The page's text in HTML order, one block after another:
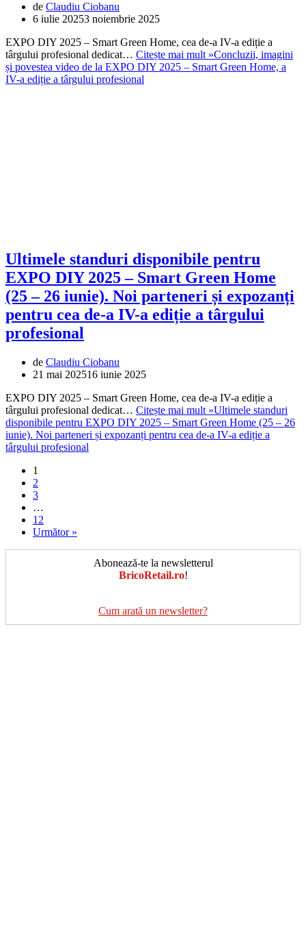
de Claudiu Ciobanu
6 iulie 20253 noiembrie 2025
EXPO DIY 2025 – Smart Green Home, cea de-a IV-a ediție a
târgului profesional dedicat… Citește mai mult »Concluzii, imagini
și povestea video de la EXPO DIY 2025 – Smart Green Home, a
IV-a ediție a târgului profesional
Ultimele standuri disponibile pentru
EXPO DIY 2025 – Smart Green Home
(25 – 26 iunie). Noi parteneri și expozanți
pentru cea de-a IV-a ediție a târgului
profesional
de Claudiu Ciobanu
21 mai 202516 iunie 2025
EXPO DIY 2025 – Smart Green Home, cea de-a IV-a ediție a
târgului profesional dedicat… Citește mai mult »Ultimele standuri
disponibile pentru EXPO DIY 2025 – Smart Green Home (25 – 26
iunie). Noi parteneri și expozanți pentru cea de-a IV-a ediție a
târgului profesional
1
2
3
…
12
Următor »
Abonează-te la newsletterul
BricoRetail.ro!
Cum arată un newsletter?